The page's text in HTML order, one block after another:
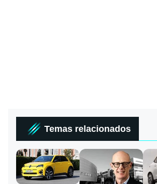
Temas relacionados